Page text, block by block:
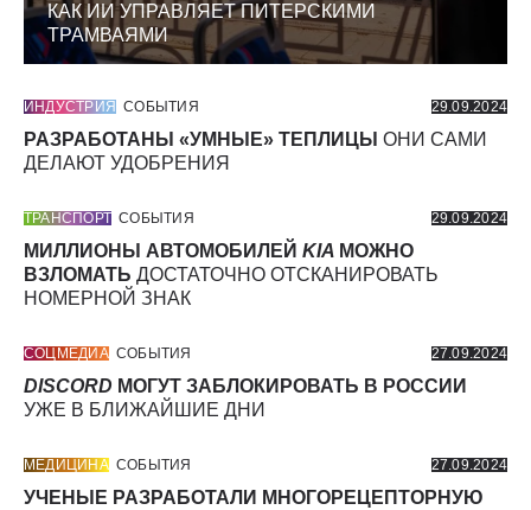
КАК ИИ УПРАВЛЯЕТ ПИТЕРСКИМИ
ТРАМВАЯМИ
ИНДУСТРИЯ СОБЫТИЯ 29.09.2024
РАЗРАБОТАНЫ «УМНЫЕ» ТЕПЛИЦЫ ОНИ САМИ
ДЕЛАЮТ УДОБРЕНИЯ
ТРАНСПОРТ СОБЫТИЯ 29.09.2024
МИЛЛИОНЫ АВТОМОБИЛЕЙ KIA МОЖНО
ВЗЛОМАТЬ ДОСТАТОЧНО ОТСКАНИРОВАТЬ
НОМЕРНОЙ ЗНАК
СОЦМЕДИА СОБЫТИЯ 27.09.2024
DISCORD МОГУТ ЗАБЛОКИРОВАТЬ В РОССИИ
УЖЕ В БЛИЖАЙШИЕ ДНИ
МЕДИЦИНА СОБЫТИЯ 27.09.2024
УЧЕНЫЕ РАЗРАБОТАЛИ МНОГОРЕЦЕПТОРНУЮ